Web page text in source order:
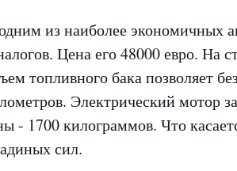
из наиболее экономичных
Цена его 48000 евро. На
топливного бака позволяет
Электрический мотор
- 1700 килограммов. Что
сил.